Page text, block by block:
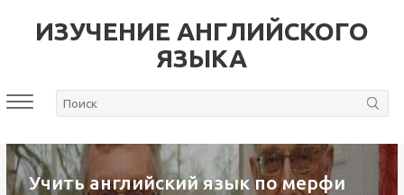
ИЗУЧЕНИЕ АНГЛИЙСКОГО
ЯЗЫКА
Учить английский язык по мерфи